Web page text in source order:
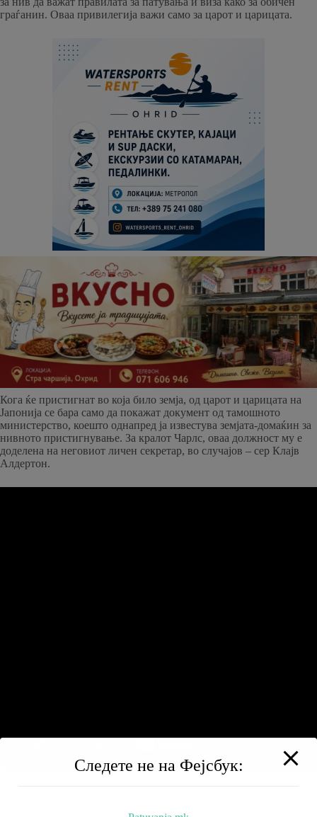
граѓанин. Оваа привилегија важи само за царот и царицата.
Кога ќе пристигнат во која било земја, од царот и царицата на
Јапонија се бара само да покажат документ од тамошното
министерство, коешто однапред ја известува земјата-домаќин за
нивното пристигнување. За кралот Чарлс, оваа должност му е
доделена на неговиот личен секретар, во случајов – сер Клајв
Алдертон.
Следете не на Фејсбук: